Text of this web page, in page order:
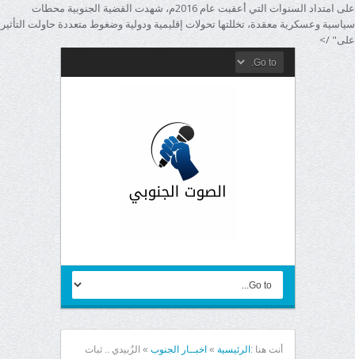
على امتداد السنوات التي أعقبت عام 2016م، شهدت القضية الجنوبية محطات
سياسية وعسكرية معقدة، تخللتها تحولات إقليمية ودولية وضغوط متعددة حاولت التأثير
على" />
أنت هنا : الرئيسية » اخبــار الجنوب » الزُبيدي .. ثبات